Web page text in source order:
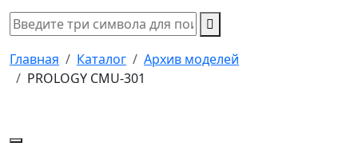
Главная Каталог
Архив моделей
PROLOGY CMU-301